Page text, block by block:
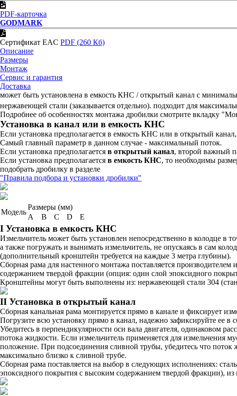
PDF-карточка
GODMARK
Сертификат EAC PDF (260 Кб)
Описание
Размеры
Монтаж
Сервис и гарантия
Доставка
может быть установлена в емкость КНС / открытый канал c
нержавеющей стали (заказывается отдельно). подходит для
Подробнее об особенностях монтажа дробилки смотрите вкладку
Установка в канал или в емкость КНС
Если установка предполагается в емкость КНС или в открытый
Самый главный параметр в данном случае - максимальный поток.
Если установка предполагается в открытый канал, второй важный
Если установка предполагается в емкость КНС, то необходимы
подобрать дробилку в разделе
"Правила подбора и установки дробилки"
Модель
Размеры (мм)
А
B C D E
I Установка в емкость КНС
Измельчитель может быть установлен непосредственно в колодце в
а также погружать и вынимать измельчитель, не опускаясь в сам
(дополнительный кронштейн требуется на каждые 3 метра глубины).
Сборная рама для настенного монтажа поставляется
содержанием твердой фракции (опция: один слой эпоксидного
Кронштейны могут быть выполнены из: нержавеющей стали 304
II Установка в открытый канал
Сборная канальная рама монтируется прямо в канале и фиксирует
Погрузите всю установку прямо в канал, надежно зафиксируйте ее в
Убедитесь в перпендикулярности оси вала двигателя, одинаковом
потока жидкости. Если измельчитель применяется для измельчения
положение. При подсоединения сливной трубы, убедитесь что
максимально близко к сливной трубе.
Сборная рама поставляется на выбор в следующих исполнениях:
эпоксидного покрытия с высоким содержанием твердой фракции),